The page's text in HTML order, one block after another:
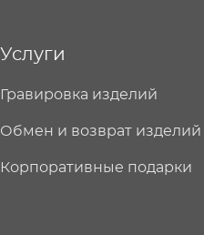
Услуги
Гравировка изделий
Обмен и возврат изделий
Корпоративные подарки